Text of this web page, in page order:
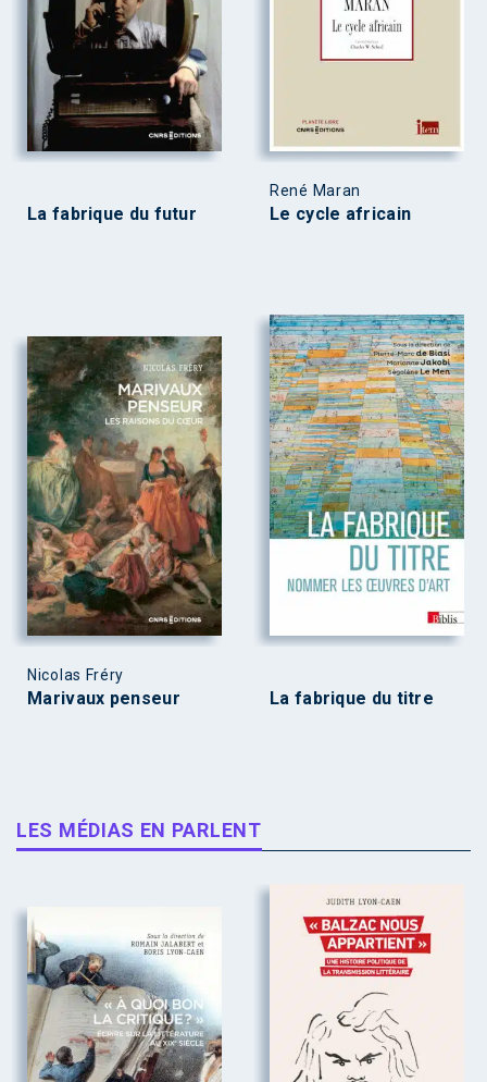
La fabrique du futur
René Maran
Le cycle africain
Nicolas Fréry
Marivaux penseur La fabrique du titre
LES MÉDIAS EN PARLENT